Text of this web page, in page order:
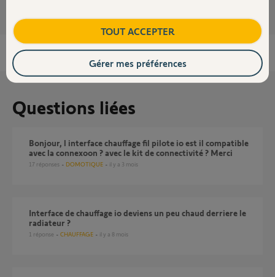
Questions liées
bonjour, l interface chauffage fil pilote io est il compatible
avec la connexoon ? avec le kit de connectivité ? Merci
17 réponses DOMOTIQUE il y a 3 mois
Interface de chauffage io deviens un peu chaud derriere le
radiateur ?
1 réponse CHAUFFAGE il y a 8 mois
TOUT ACCEPTER
Gérer mes préférences